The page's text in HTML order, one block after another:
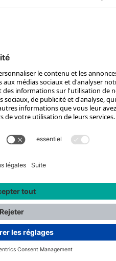
plus frais d'expédition et TEA
AG © 2025